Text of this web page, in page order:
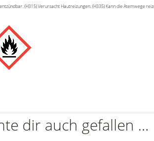
(H315) Verursacht Hautreizungen. (H335) Kann die Atemwege
dir auch gefallen …